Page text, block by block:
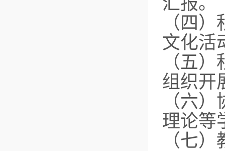
（四
文化活
（五
组织开
（六
理论等
（七